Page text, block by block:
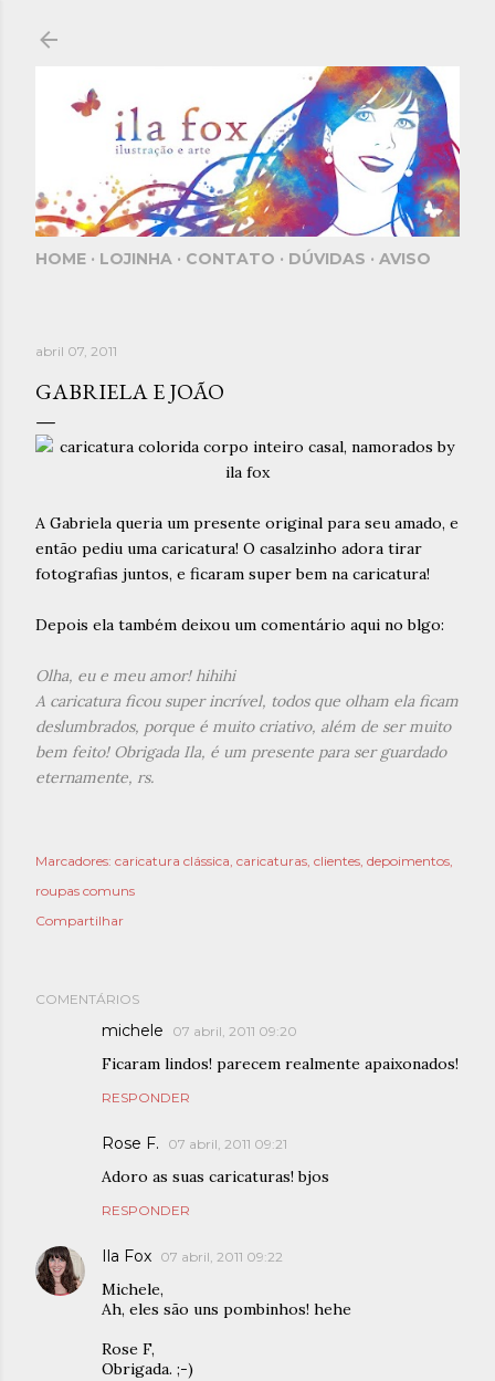
HOME LOJINHA CONTATO DÚVIDAS AVISO
abril 07, 2011
GABRIELA E JOÃO
A Gabriela queria um presente original para seu amado, e
então pediu uma caricatura! O casalzinho adora tirar
fotografias juntos, e ficaram super bem na caricatura!
Depois ela também deixou um comentário aqui no blgo:
Olha, eu e meu amor! hihihi
A caricatura ficou super incrível, todos que olham ela ficam
deslumbrados, porque é muito criativo, além de ser muito
bem feito! Obrigada Ila, é um presente para ser guardado
eternamente, rs.
Marcadores: caricatura clássica caricaturas clientes depoimentos
roupas comuns
Compartilhar
COMENTÁRIOS
michele 07 abril, 2011 09:20
Ficaram lindos! parecem realmente apaixonados!
RESPONDER
Rose F. 07 abril, 2011 09:21
Adoro as suas caricaturas! bjos
RESPONDER
Ila Fox 07 abril, 2011 09:22
Michele,
Ah, eles são uns pombinhos! hehe
Rose F,
Obrigada. ;-)